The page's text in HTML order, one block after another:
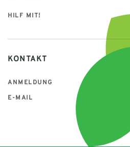
HILF MIT!
KONTAKT
ANMELDUNG
E-MAIL